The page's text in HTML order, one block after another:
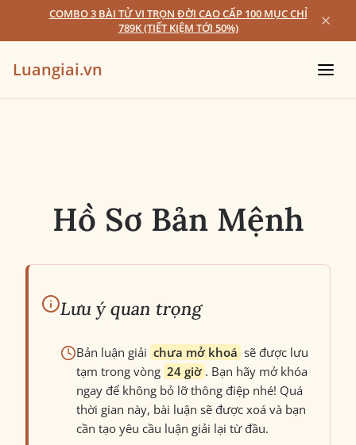
COMBO 3 BÀI TỬ VI TRỌN ĐỜI CAO CẤP 100 MỤC CHỈ
789K (TIẾT KIỆM TỚI 50%)
Luangiai.vn
Hồ Sơ Bản Mệnh
Lưu ý quan trọng
Bản luận giải chưa mở khoá sẽ được lưu
tạm trong vòng 24 giờ . Bạn hãy mở khóa
ngay để không bỏ lỡ thông điệp nhé! Quá
thời gian này, bài luận sẽ được xoá và bạn
cần tạo yêu cầu luận giải lại từ đầu.